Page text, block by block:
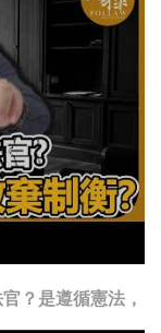
？是遵循憲法，